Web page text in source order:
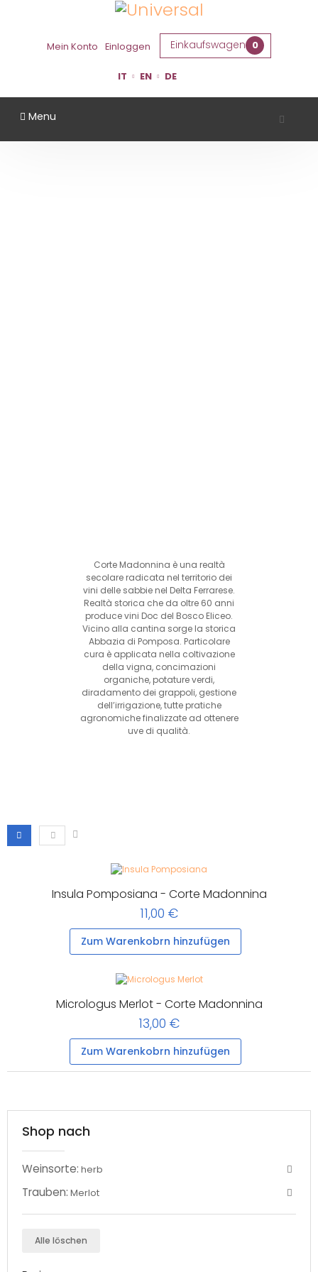
Mein Konto Einloggen Einkaufswagen 0
IT EN DE
Menu
Corte Madonnina è una realtà
secolare radicata nel territorio dei
vini delle sabbie nel Delta Ferrarese.
Realtà storica che da oltre 60 anni
produce vini Doc del Bosco Eliceo.
Vicino alla cantina sorge la storica
Abbazia di Pomposa. Particolare
cura è applicata nella coltivazione
della vigna, concimazioni
organiche, potature verdi,
diradamento dei grappoli, gestione
dell’irrigazione, tutte pratiche
agronomiche finalizzate ad ottenere
uve di qualità.
Insula Pomposiana - Corte Madonnina
11,00 €
Zum Warenkobrn hinzufügen
Micrologus Merlot - Corte Madonnina
13,00 €
Zum Warenkobrn hinzufügen
Shop nach
Weinsorte: herb
Trauben: Merlot
Alle löschen